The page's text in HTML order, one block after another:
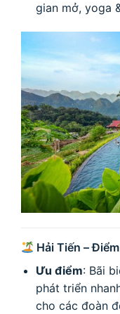
gian mở, yoga
Hải Tiến –
Ưu điểm: Bãi
phát triển
cho các đoàn